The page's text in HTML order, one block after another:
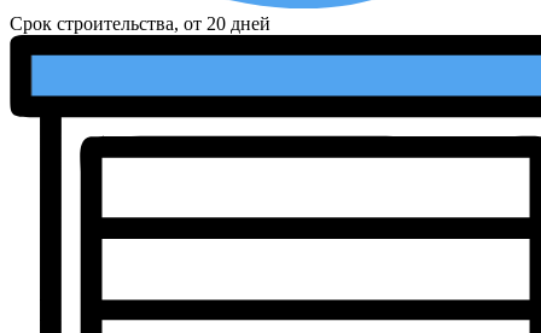
Срок строительства, от 20 дней